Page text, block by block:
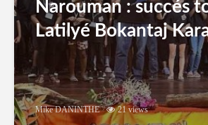
Narouman : succés
Latilyé Bokantaj
Mike DANINTHE 21 views